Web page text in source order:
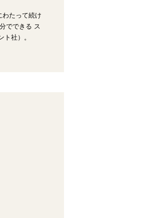
わたって続け
でできる ス
社）。